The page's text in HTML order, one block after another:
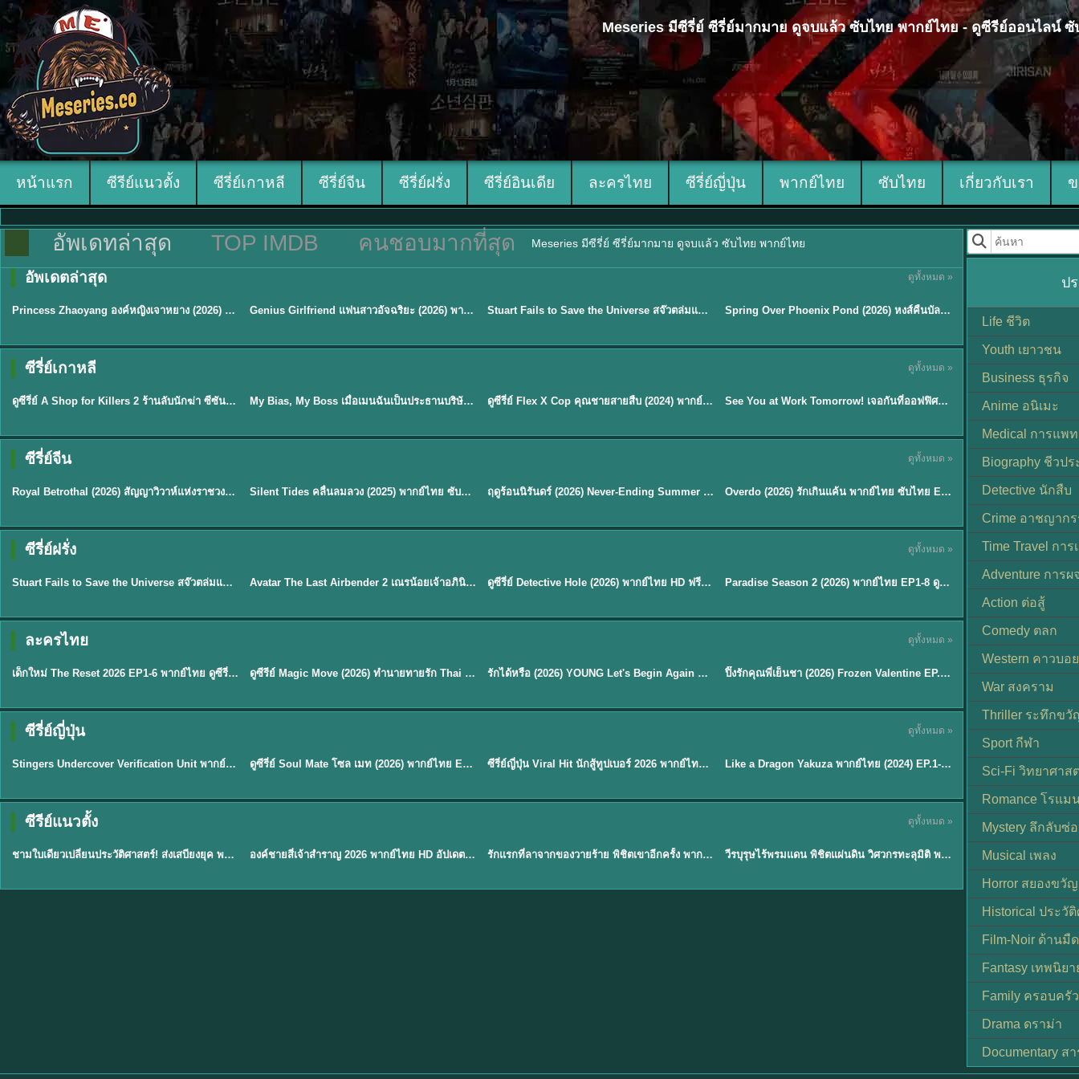
Meseries มีซีรี่ย์ ซีรี่ย์มากมาย ดูจบแล้ว ซับไทย พากย์ไทย - ดูซีรีย์ออนไลน์
หน้าแรก ซีรีย์แนวตั้ง ซีรี่ย์เกาหลี ซีรี่ย์จีน ซีรี่ย์ฝรั่ง ซีรี่ย์อินเดีย ละครไทย ซีรี่ย์ญี่ปุ่น พากย์ไทย ซับไทย เกี่ยวกับเรา
อัพเดทล่าสุด TOP IMDB คนชอบมากที่สุด Meseries มีซีรี่ย์ ซีรี่ย์มากมาย ดูจบแล้ว ซับไทย พากย์ไทย
อัพเดตล่าสุด ดูทั้งหมด »
★8
พากย์ไทย/ซับไทย
Princess Zhaoyang องค์หญิงเจาหยาง (2026) พากย์ไทย ซับไทย EP.1-18 ★9 Genius Girlfriend แฟนสาวอัจฉริยะ (2026) พากย์ไทย ซับไทย EP.1-28 ★9.3 Stuart Fails to Save the Universe สจ๊วตล่มแผนกู้จักรวาล (2026) พากย์ไทย ซับไทย EP.1-10 Spring Over Phoenix Pond (2026) หงส์คืนบัลลังก์แค้น พากย์ไทย ซับไทย EP1-21
ซีรี่ย์เกาหลี ดูทั้งหมด »
★8 EP.16
พากย์ไทย
ดูซีรี่ย์ A Shop for Killers 2 ร้านลับนักฆ่า ซีซัน 2 (2026) ซับไทย-พากย์ไทย My Bias, My Boss เมื่อเมนฉันเป็นประธานบริษัท (2026) พากย์ไทย ซับไทย EP.1-12 ★8 EP.16ดูซีรี่ย์ Flex X Cop คุณชายสายสืบ (2024) พากย์ไทย-ซับไทย EP.1-16 (จบ) ★9 EP.8See You at Work Tomorrow! เจอกันที่ออฟฟิศพรุ่งนี้นะ พากย์ไทย
ซีรี่ย์จีน ดูทั้งหมด »
★9
ซับไทย
Royal Betrothal (2026) สัญญาวิวาห์แห่งราชวงศ์ พากย์ไทย ซับไทย EP1-32 ★9.5 Silent Tides คลื่นลมลวง (2025) พากย์ไทย ซับไทย EP.1-31 ★8.8 ฤดูร้อนนิรันดร์ (2026) Never-Ending Summer พากย์ไทย EP.1-29 Overdo (2026) รักเกินแค้น พากย์ไทย ซับไทย EP1-33 (จบ)
ซีรี่ย์ฝรั่ง ดูทั้งหมด »
★9.3
พากย์ไทย
Stuart Fails to Save the Universe สจ๊วตล่มแผนกู้จักรวาล (2026) พากย์ไทย ซับไทย EP.1-10 ★7.8 EP.7Avatar The Last Airbender 2 เณรน้อยเจ้าอภินิหาร พากย์ไทย EP.9ดูซีรี่ย์ Detective Hole (2026) พากย์ไทย HD ฟรี อัปเดตล่าสุด Netflix EP.8Paradise Season 2 (2026) พากย์ไทย EP1-8 ดูซีรี่ย์ฝรั่ง HD ครบทุกตอน
ละครไทย ดูทั้งหมด »
★ 8 EP.6
พากย์ไทย
เด็กใหม่ The Reset 2026 EP1-6 พากย์ไทย ดูซีรี่ย์ Netflix ล่าสุด HD ดูซีรีย์ Magic Move (2026) ทำนายทายรัก Thai EP.1-10 HD รักได้หรือ (2026) YOUNG Let's Begin Again พากย์ไทย EP.1-19 ★8 ปิ๊งรักคุณพี่เย็นชา (2026) Frozen Valentine EP.1-10 (จบ)
ซีรี่ย์ญี่ปุ่น ดูทั้งหมด »
EP.11
พากย์ไทย
Stingers Undercover Verification Unit พากย์ไทย EP1-11 HD ฟรี ★8 EP.8ดูซีรี่ย์ Soul Mate โซล เมท (2026) พากย์ไทย EP.1-8 (จบ) ★7.9 EP.6ซีรี่ย์ญี่ปุ่น Viral Hit นักสู้ทูปเบอร์ 2026 พากย์ไทย EP.1-6 ★7 EP.6Like a Dragon Yakuza พากย์ไทย (2024) EP.1-6 (จบ)
ซีรีย์แนวตั้ง ดูทั้งหมด »
EP.1
พากย์ไทย
ชามใบเดียวเปลี่ยนประวัติศาสตร์! ส่งเสบียงยุค พากย์ไทย EP.1องค์ชายสี่เจ้าสำราญ 2026 พากย์ไทย HD อัปเดตล่าสุด ดูออนไลน์ EP.1รักแรกที่ลาจากของวายร้าย พิชิตเขาอีกครั้ง พากย์ไทย EP.1วีรบุรุษไร้พรมแดน พิชิตแผ่นดิน วิศวกรทะลุมิติ พลิกแผ่นดิน
ป
Life ชีวิต
Youth เยาวชน
Business ธุรกิจ
Anime อนิเมะ
Medical การแพ
Biography ชีวปร
Detective นักสืบ
Crime อาชญาก
Time Travel กา
Adventure การ
Action ต่อสู้
Comedy ตลก
Western คาวบอ
War สงคราม
Thriller ระทึกขวั
Sport กีฬา
Sci-Fi วิทยาศาส
Romance โรแม
Mystery ลึกลับซ่
Musical เพลง
Horror สยองขวัญ
Historical ประวั
Film-Noir ด้านมื
Fantasy เทพนิยา
Family ครอบครัว
Drama ดราม่า
Documentary ส